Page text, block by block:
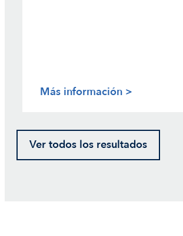
Más información >
Ver todos los resultados